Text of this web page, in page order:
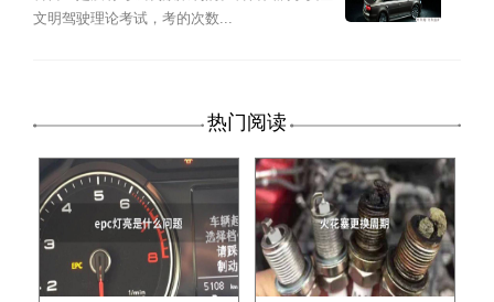
文明驾驶理论考试，考的次数...
热门阅读